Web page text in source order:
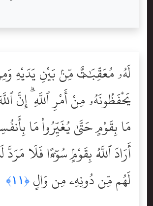
لَهُۥ مُعَقِّبَٰتٌۭ مِّنۢ بَيْنِ يَدَيْهِ
يَحْفَظُونَهُۥ مِنْ أَمْرِ ٱللَّهِ ۗ إِنَّ
مَا بِقَوْمٍ حَتَّىٰ يُغَيِّرُواْ مَا
أَرَادَ ٱللَّهُ بِقَوْمٍۢ سُوٓءًۭا فَلَا مَرَدَّ
لَهُم مِّن دُونِهِۦ مِن وَالٍ ﴿١١﴾